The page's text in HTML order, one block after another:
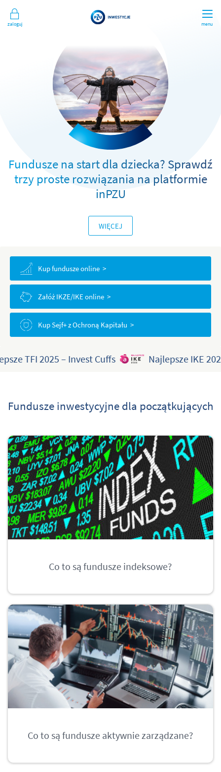
menu
Zaloguj
Fundusze na start dla dziecka? Sprawdź
trzy proste rozwiązania na platformie
inPZU
WIĘCEJ
Kup fundusze online >
Załóż IKZE/IKE online >
Kup Sejf+ z Ochroną Kapitału >
TFI 2025 – Invest Cuffs Najlepsze IKE 2025
Fundusze inwestycyjne dla początkujących
Co to są fundusze indeksowe?
Co to są fundusze aktywnie zarządzane?